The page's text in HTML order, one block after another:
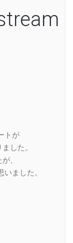
トが
した。
、
ました。